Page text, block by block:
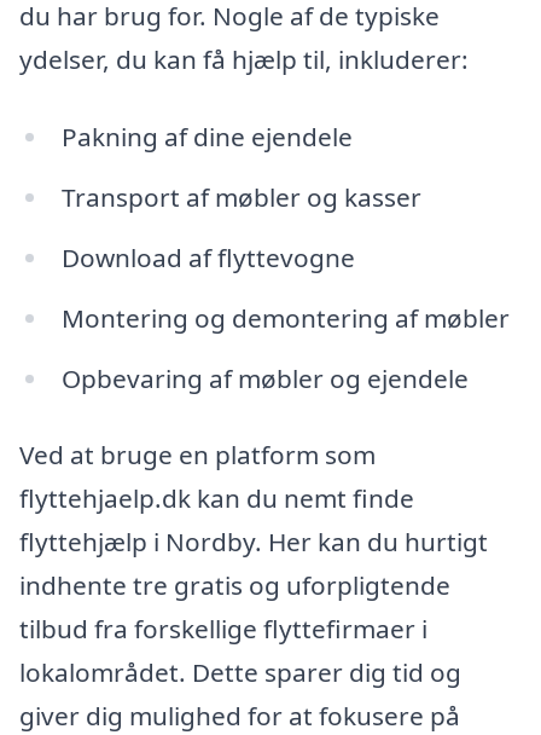
du har brug for. Nogle af de typiske
ydelser, du kan få hjælp til, inkluderer:
Pakning af dine ejendele
Transport af møbler og kasser
Download af flyttevogne
Montering og demontering af møbler
Opbevaring af møbler og ejendele
Ved at bruge en platform som
flyttehjaelp.dk kan du nemt finde
flyttehjælp i Nordby. Her kan du hurtigt
indhente tre gratis og uforpligtende
tilbud fra forskellige flyttefirmaer i
lokalområdet. Dette sparer dig tid og
giver dig mulighed for at fokusere på